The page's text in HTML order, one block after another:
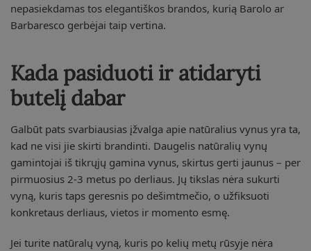
nepasiekdamas tos elegantiškos brandos, kurią Barolo ar
Barbaresco gerbėjai taip vertina.
Kada pasiduoti ir atidaryti
butelį dabar
Galbūt pats svarbiausias įžvalga apie natūralius vynus yra ta,
kad ne visi jie skirti brandinti. Daugelis natūralių vynų
gamintojai iš tikrųjų gamina vynus, skirtus gerti jaunus – per
pirmuosius 2-3 metus po derliaus. Jų tikslas nėra sukurti
vyną, kuris taps geresnis po dešimtmečio, o užfiksuoti
konkretaus derliaus, vietos ir momento esmę.
Jei turite natūralų vyną, kuris po kelių metų rūsyje nėra